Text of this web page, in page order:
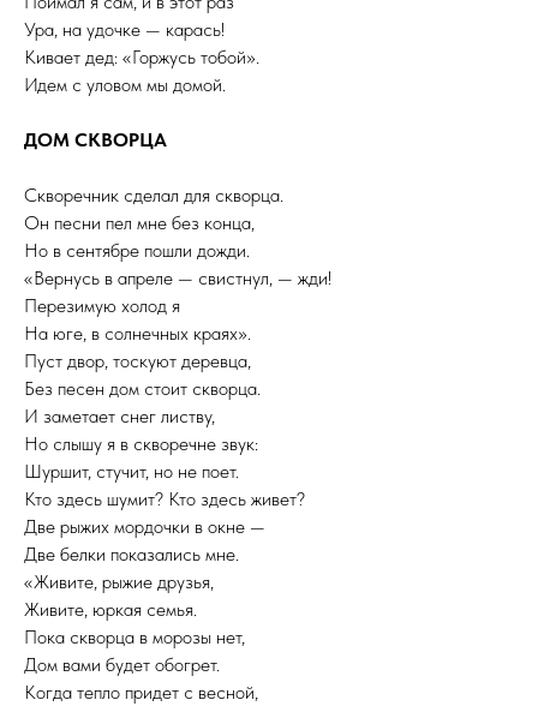
Ура, на удочке — карась!
Кивает дед: «Горжусь тобой».
Идем с уловом мы домой.
ДОМ СКВОРЦА
Скворечник сделал для скворца.
Он песни пел мне без конца,
Но в сентябре пошли дожди.
«Вернусь в апреле — свистнул, — жди!
Перезимую холод я
На юге, в солнечных краях».
Пуст двор, тоскуют деревца,
Без песен дом стоит скворца.
И заметает снег листву,
Но слышу я в скворечне звук:
Шуршит, стучит, но не поет.
Кто здесь шумит? Кто здесь живет?
Две рыжих мордочки в окне —
Две белки показались мне.
«Живите, рыжие друзья,
Живите, юркая семья.
Пока скворца в морозы нет,
Дом вами будет обогрет.
Когда тепло придет с весной,